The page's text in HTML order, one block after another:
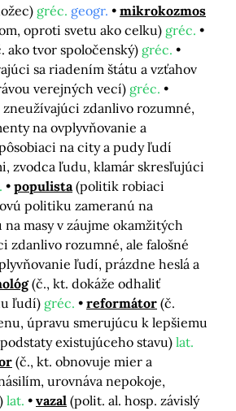
gréc. geogr.
mikrokozmos
oproti svetu ako celku) gréc.
ako tvor spoločenský) gréc.
sa riadením štátu a vzťahov
verejných vecí) gréc.
zdanlivo rozumné,
na ovplyvňovanie a
na city a pudy ľudí
zvodca ľudu, klamár skresľujúci
populista (politik robiaci
politiku zameranú na
masy v záujme okamžitých
zdanlivo rozumné, ale falošné
ľudí, prázdne heslá a
(č., kt. dokáže odhaliť
ľudí) gréc. reformátor (č.
úpravu smerujúcu k lepšiemu
existujúceho stavu)lat.
(č., kt. obnovuje mier a
urovnáva nepokoje,
lat. vazal (polit. al. hosp. závislý